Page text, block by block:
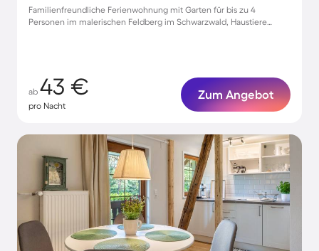
Familienfreundliche Ferienwohnung mit Garten für bis zu 4
Personen im malerischen Feldberg im Schwarzwald, Haustiere
ab 43 €
pro Nacht
Zum Angebot